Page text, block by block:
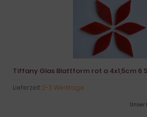
Tiffany Glas Blattform rot a 4x1,5cm 6
Lieferzeit:2-3 Werktage